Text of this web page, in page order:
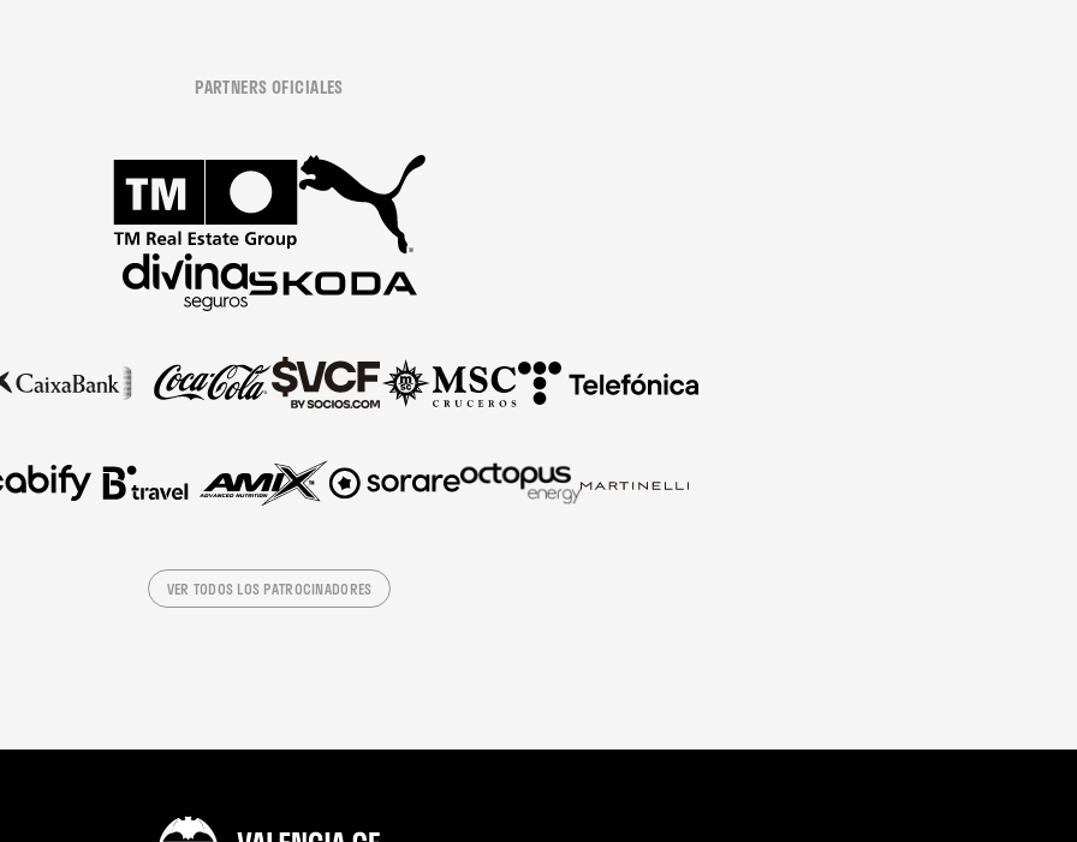
PARTNERS OFICIALES
VER TODOS LOS PATROCINADORES